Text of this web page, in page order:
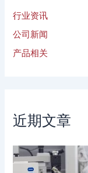
行业资讯
公司新闻
产品相关
近期文章